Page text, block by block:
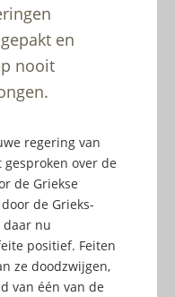
en
nooit
regering van
over de
de Griekse
de Grieks-
daar nu
positief. Feiten
ze doodzwijgen,
van één van de